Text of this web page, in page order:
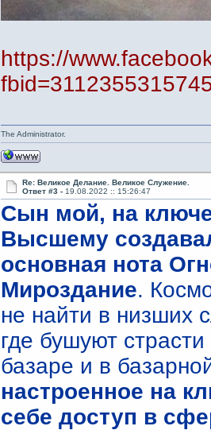
https://
The Administrator.
Re: Великое Делание. Великое Служение.
Ответ #3 - 19.08.2022 :: 15:26:47
Сын мой, на
Высшему
основная нота
Мироздание.
не найти в низших
где бушуют
базаре и в
настроенное на
себе доступ в